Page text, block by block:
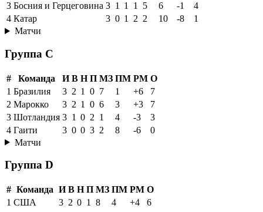
3 Босния и Герцеговина 3 1 1 1 5 6 -1
4
4 Катар 3 0 1 2 2 10 -8
1
Матчи
Группа C
# Команда И В Н П МЗ ПМ РМ О
1 Бразилия 3 2 1 0 7 1 +6
7
2 Марокко 3 2 1 0 6 3 +3
7
3 Шотландия 3 1 0 2 1 4 -3
3
4 Гаити 3 0 0 3 2 8 -6
0
Матчи
Группа D
# Команда И В Н П МЗ ПМ РМ О
1 США 3 2 0 1 8 4 +4
6